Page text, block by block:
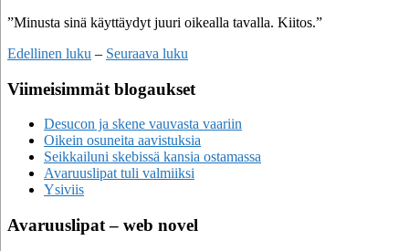
”Minusta sinä käyttäydyt juuri oikealla tavalla. Kiitos.”
Edellinen luku – Seuraava luku
Viimeisimmät blogaukset
Desucon ja skene vauvasta vaariin
Oikein osuneita aavistuksia
Seikkailuni skebissä kansia ostamassa
Avaruuslipat tuli valmiiksi
Ysiviis
Avaruuslipat – web novel